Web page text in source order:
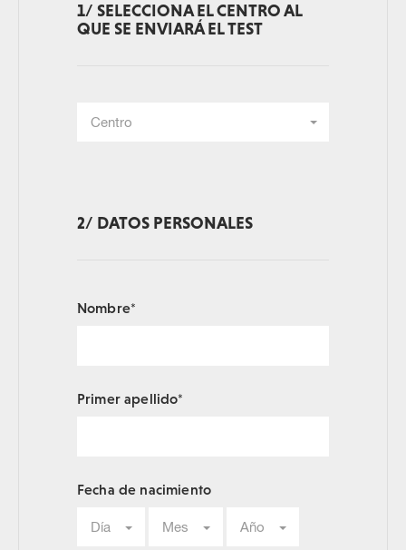
1/ SELECCIONA EL CENTRO AL
QUE SE ENVIARÁ EL TEST
Centro
2/ DATOS PERSONALES
Nombre*
Primer apellido*
Fecha de nacimiento
Día Mes Año